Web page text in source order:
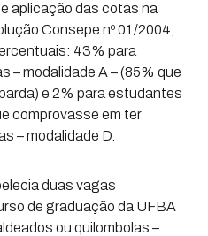
aplicação das cotas na
Consepe nº 01/2004,
43% para
– modalidade A – (85% que
e 2% para estudantes
comprovasse em ter
– modalidade D.
duas vagas
de graduação da UFBA
ou quilombolas –